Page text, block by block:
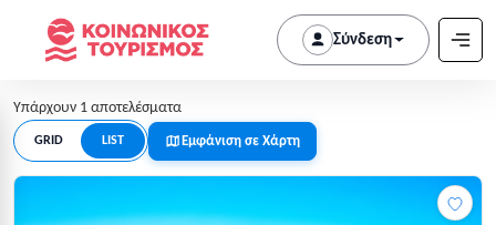
Σύνδεση
Υπάρχουν 1 αποτελέσματα
GRID LIST Εμφάνιση σε Χάρτη